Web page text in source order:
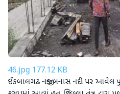
46.jpg 177.12 KB
ઈકબાલગઢ નજીક બનાસ નદી પર આવેલ